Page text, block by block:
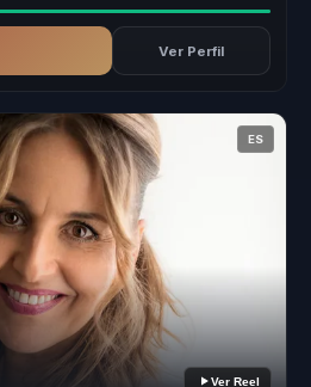
Ver Perfil
ES
Ver Reel